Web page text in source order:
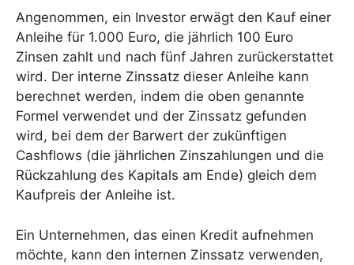
Angenommen, ein Investor erwägt den Kauf einer
Anleihe für 1.000 Euro, die jährlich 100 Euro
Zinsen zahlt und nach fünf Jahren zurückerstattet
wird. Der interne Zinssatz dieser Anleihe kann
berechnet werden, indem die oben genannte
Formel verwendet und der Zinssatz gefunden
wird, bei dem der Barwert der zukünftigen
Cashflows (die jährlichen Zinszahlungen und die
Rückzahlung des Kapitals am Ende) gleich dem
Kaufpreis der Anleihe ist.
Ein Unternehmen, das einen Kredit aufnehmen
möchte, kann den internen Zinssatz verwenden,